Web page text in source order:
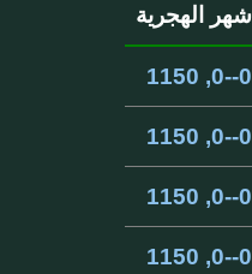
شهر الهجرية
0--0, 1150
0--0, 1150
0--0, 1150
0--0, 1150